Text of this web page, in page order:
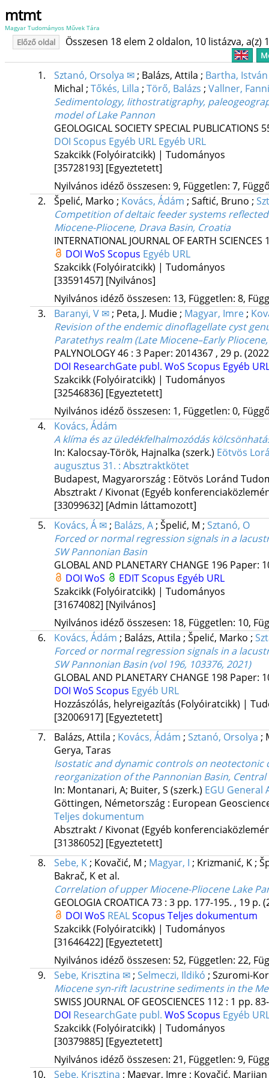
mtmt
Magyar Tudományos Művek Tára
Előző oldal Összesen 18 elem 2 oldalon, 10 listázva, a(z)
1. Sztanó, Orsolya ✉; Balázs, Attila ; Bartha,
Michal ; Tőkés, Lilla ; Törő, Balázs ; Vallner, Fanni
Sedimentology, lithostratigraphy,
model of Lake Pannon
GEOLOGICAL SOCIETY SPECIAL PUBLICATIONS
DOI Scopus Egyéb URL Egyéb URL
Szakcikk (Folyóiratcikk) | Tudományos
[35728193] [Egyeztetett]
Nyilvános idéző összesen: 9, Független: 7,
2.
Špelić, Marko ; Kovács, Ádám ; Saftić, Bruno ;
Competition of deltaic feeder systems
Miocene-Pliocene, Drava Basin, Croatia
INTERNATIONAL JOURNAL OF EARTH SCIENCES
DOI WoS Scopus Egyéb URL
Szakcikk (Folyóiratcikk) | Tudományos
[33591457] [Nyilvános]
Nyilvános idéző összesen: 13, Független: 8,
3.
Baranyi, V ✉; Peta, J. Mudie; Magyar, Imre;
Revision of the endemic dinoflagellate cyst
Paratethys realm (Late Miocene–Early
PALYNOLOGY46: 3 Paper: 2014367 , 29 p.
DOI ResearchGate publ. WoS Scopus Egyéb
Szakcikk (Folyóiratcikk) | Tudományos
[32546836] [Egyeztetett]
Nyilvános idéző összesen: 1, Független: 0,
4.
Kovács, Ádám
A klíma és az üledékfelhalmozódás
In: Kalocsay-Török, Hajnalka (szerk.) Eötvös
augusztus 31. : Absztraktkötet
Budapest, Magyarország : Eötvös Loránd
Absztrakt / Kivonat (Egyéb
[33099632] [Admin láttamozott]
5.
Kovács, Á ✉; Balázs, A; Špelić, M ; Sztanó, O
Forced or normal regression signals in a
SW Pannonian Basin
GLOBAL AND PLANETARY CHANGE 196 Paper:
DOI WoS EDITScopus Egyéb URL
Szakcikk (Folyóiratcikk) | Tudományos
[31674082] [Nyilvános]
Nyilvános idéző összesen: 18, Független: 10,
6.
Kovács, Ádám ; Balázs, Attila ; Špelić, Marko ;
Forced or normal regression signals in a
SW Pannonian Basin (vol 196, 103376, 2021)
GLOBAL AND PLANETARY CHANGE 198 Paper:
DOI WoS Scopus Egyéb URL
Hozzászólás, helyreigazítás (Folyóiratcikk) |
[32006917] [Egyeztetett]
7.
Balázs, Attila ; Kovács, Ádám ; Sztanó, Orsolya ;
Gerya, Taras
Isostatic and dynamic controls on
reorganization of the Pannonian Basin, Central
In: Montanari, A; Buiter, S (szerk.) EGU General
Göttingen, Németország : European
Teljes dokumentum
Absztrakt / Kivonat (Egyéb
[31386052] [Egyeztetett]
8.
Sebe, K; Kovačić, M ; Magyar, I ; Krizmanić, K;
Bakrač, K et al.
Correlation of upper Miocene-Pliocene Lake
GEOLOGIA CROATICA73: 3 pp. 177-195. , 19 p.
DOI WoS REALScopus Teljes dokumentum
Szakcikk (Folyóiratcikk) | Tudományos
[31646422] [Egyeztetett]
Nyilvános idéző összesen: 52, Független: 22,
9.
Sebe, Krisztina ✉; Selmeczi, Ildikó ; Szuromi-
Miocene syn-rift lacustrine sediments in the
SWISS JOURNAL OF GEOSCIENCES 112: 1 pp.
DOI ResearchGate publ. WoS Scopus Egyéb
Szakcikk (Folyóiratcikk) | Tudományos
[30379885] [Egyeztetett]
Nyilvános idéző összesen: 21, Független: 9,
10.
Sebe, Krisztina ; Magyar, Imre ; Kovačić, Marijan